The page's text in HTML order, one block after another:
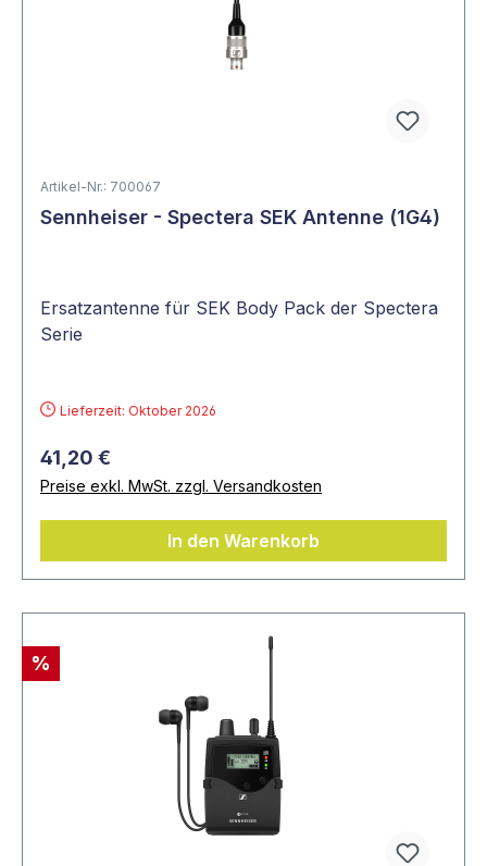
Artikel-Nr.: 700067
Sennheiser - Spectera SEK Antenne (1G4)
Ersatzantenne für SEK Body Pack der Spectera
Serie
Lieferzeit: Oktober 2026
41,20 €
Preise exkl. MwSt. zzgl. Versandkosten
In den Warenkorb
%